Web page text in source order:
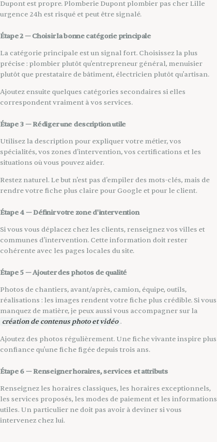
Dupont est propre. Plomberie Dupont plombier pas cher Lille
urgence 24h est risqué et peut être signalé.
Étape 2 — Choisir la bonne catégorie principale
La catégorie principale est un signal fort. Choisissez la plus
précise : plombier plutôt qu'entrepreneur général, menuisier
plutôt que prestataire de bâtiment, électricien plutôt qu'artisan.
Ajoutez ensuite quelques catégories secondaires si elles
correspondent vraiment à vos services.
Étape 3 — Rédiger une description utile
Utilisez la description pour expliquer votre métier, vos
spécialités, vos zones d'intervention, vos certifications et les
situations où vous pouvez aider.
Restez naturel. Le but n'est pas d'empiler des mots-clés, mais de
rendre votre fiche plus claire pour Google et pour le client.
Étape 4 — Définir votre zone d'intervention
Si vous vous déplacez chez les clients, renseignez vos villes et
communes d'intervention. Cette information doit rester
cohérente avec les pages locales du site.
Étape 5 — Ajouter des photos de qualité
Photos de chantiers, avant/après, camion, équipe, outils,
réalisations : les images rendent votre fiche plus crédible. Si vous
manquez de matière, je peux aussi vous accompagner sur la
création de contenus photo et vidéo .
Ajoutez des photos régulièrement. Une fiche vivante inspire plus
confiance qu'une fiche figée depuis trois ans.
Étape 6 — Renseigner horaires, services et attributs
Renseignez les horaires classiques, les horaires exceptionnels,
les services proposés, les modes de paiement et les informations
utiles. Un particulier ne doit pas avoir à deviner si vous
intervenez chez lui.